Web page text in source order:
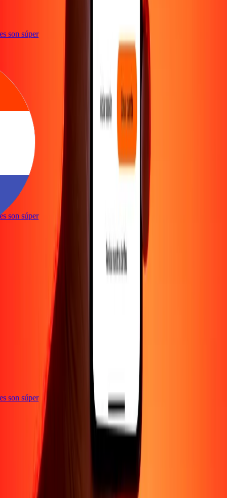
son súper
son súper
son súper
Blog Corporativo